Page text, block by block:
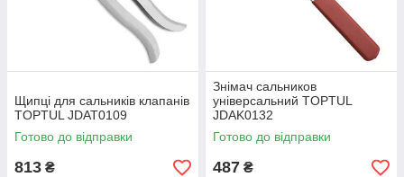
Щипці для сальників клапанів
TOPTUL JDAT0109
Готово до відправки
813 ₴
Знімач сальников
універсальний TOPTUL
JDAK0132
Готово до відправки
487 ₴